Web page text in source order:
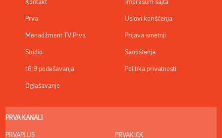
Kontakt
Prva
Menadžment TV Prva
Studio
16:9 podešavanja
Oglašavanje
Impresum sajta
Uslovi korišćenja
Prijava smetnji
Saopštenja
Politika privatnosti
PRVA KANALI
PRVAPLUS PRVAKICK